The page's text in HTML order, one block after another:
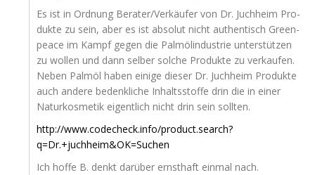
Es ist in Ord­nung Berater/Verkäufer von Dr. Juch­heim Pro­
duk­te zu sein, aber es ist abso­lut nicht authen­tisch Green­
peace im Kampf gegen die Palm­öl­in­dus­trie unter­stüt­zen
zu wol­len und dann sel­ber sol­che Pro­duk­te zu ver­kau­fen.
Neben Palm­öl haben eini­ge die­ser Dr. Juch­heim Pro­duk­te
auch ande­re bedenk­li­che Inhalts­stof­fe drin die in einer
Natur­kos­me­tik eigent­lich nicht drin sein sollten.
http://www.codecheck.info/product.search?
q=Dr.+juchheim&OK=Suchen
Ich hof­fe B. denkt dar­über ernst­haft ein­mal nach.